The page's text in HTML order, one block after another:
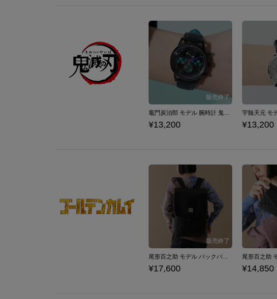
竈門炭治郎 モデル 腕時計 鬼滅の刃
¥13,200 ¥13,200
尾形百之助 モデル バックパック ゴールデンカムイ
¥17,600 ¥14,850